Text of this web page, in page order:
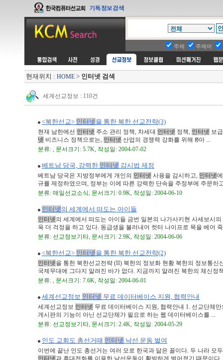
주제 주제어
현재위치 : HOME > 인터넷 검색
세계선교정보 : 110건
<북한선교> 인터넷 을 통한 북한 선교전략(3)
현재 남한에선 인터넷 주소 관리 정책, 차세대 인터넷 정책, 인터넷 보
넷 비즈니스 정책으로는, 인터넷 산업의 경쟁력 강화를 위해 ꡐ아 ...
분류: , 문서크기: 5.7K, 작성일: 2004-07-02
베트남 당국, 강력한 인터넷 감시법 제정
베트남 당국은 지방정부에게 개인의 인터넷 사용을 감시하고, 인터넷
규를 제정하였으며, 정부는 이에 따른 강력한 단속을 주정부에 주문하
분류: 매일선교소식, 문서크기: 0.9K, 작성일: 2004-06-10
인터넷 의 세계에서 떠도는 아이들
인터넷의 세계에서 떠도는 아이들 금번 일본의 나가사키현 사세보시
욱 더 걱정을 하고 있다. 동급생을 불러내어 컷터 나이프로 목을 베어
분류: 선교정보기타, 문서크기: 2.9K, 작성일: 2004-06-06
<북한선교> 인터넷 을 통한 북한 선교전략(2)
인터넷을 통한 북한선교전략 (II) 북한의 정보화 현황 북한의 정보통
국제무대에 그다지 알려진 바가 없다. 지금까지 알려진 북한의 체신정
분류: , 문서크기: 7.6K, 작성일: 2004-06-01
세계선교정보 인터넷 무료 데이터베이스 지원, 협력안내
세계선교정보 인터넷 무료 데이터베이스 지원, 협력안내 1. 선교단체
게시판의 기능이 아닌 선교단체가 필요로 하는 웹 데이터베이스를 ...
분류: 선교정보기타, 문서크기: 2.4K, 작성일: 2004-05-29
인도 교회도 총선거때 인터넷 낙선 운동 벌여
이번에 끝난 인도 총선거는 여러 모로 한국과 닮은 꼴이다. 두 나라 모
인터넷과 휴대전화를 이용한 낙선운동이 활발하게 벌어졌기 때문이다.